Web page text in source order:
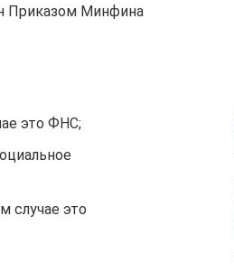
Приказом Минфина
это ФНС;
случае это